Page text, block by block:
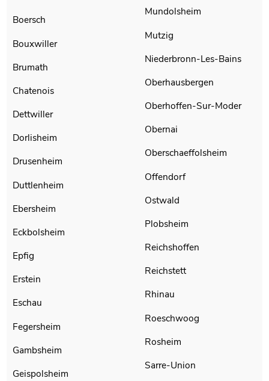
Boersch
Bouxwiller
Brumath
Chatenois
Dettwiller
Dorlisheim
Drusenheim
Duttlenheim
Ebersheim
Eckbolsheim
Epfig
Erstein
Eschau
Fegersheim
Gambsheim
Geispolsheim
Mundolsheim
Mutzig
Niederbronn-Les-Bains
Oberhausbergen
Oberhoffen-Sur-Moder
Obernai
Oberschaeffolsheim
Offendorf
Ostwald
Plobsheim
Reichshoffen
Reichstett
Rhinau
Roeschwoog
Rosheim
Sarre-Union